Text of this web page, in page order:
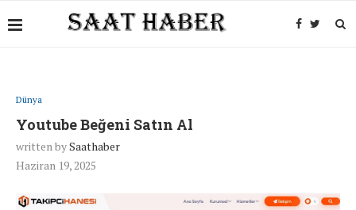
Dünya
Youtube Beğeni Satın Al
written bySaathaber
Haziran 19, 2025